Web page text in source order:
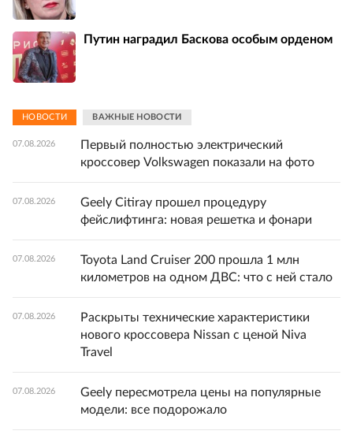
Путин наградил Баскова особым орденом
НОВОСТИ ВАЖНЫЕ НОВОСТИ
07.08.2026
Первый полностью электрический
кроссовер Volkswagen показали на фото
07.08.2026
Geely Citiray прошел процедуру
фейслифтинга: новая решетка и фонари
07.08.2026
Toyota Land Cruiser 200 прошла 1 млн
километров на одном ДВС: что с ней стало
07.08.2026
Раскрыты технические характеристики
нового кроссовера Nissan с ценой Niva
Travel
07.08.2026
Geely пересмотрела цены на популярные
модели: все подорожало